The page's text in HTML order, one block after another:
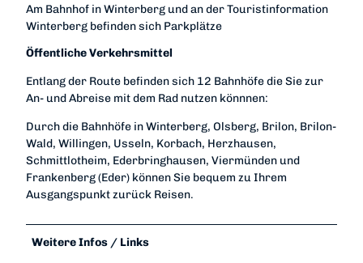
Am Bahnhof in Winterberg und an der Touristinformation
Winterberg befinden sich Parkplätze
Öffentliche Verkehrsmittel
Entlang der Route befinden sich 12 Bahnhöfe die Sie zur
An- und Abreise mit dem Rad nutzen könnnen:
Durch die Bahnhöfe in Winterberg, Olsberg, Brilon, Brilon-
Wald, Willingen, Usseln, Korbach, Herzhausen,
Schmittlotheim, Ederbringhausen, Viermünden und
Frankenberg (Eder) können Sie bequem zu Ihrem
Ausgangspunkt zurück Reisen.
Weitere Infos / Links